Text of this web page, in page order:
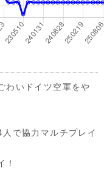
わいドイツ空軍をや
で協力マルチプレイ
！